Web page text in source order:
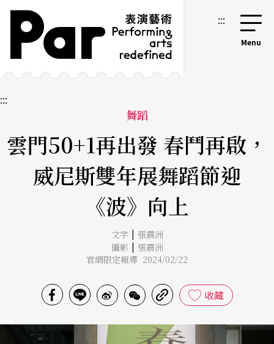
跳到主要內容區塊
網站導覽 :::
:::
舞蹈
雲門50+1再出發 春鬥再啟，
威尼斯雙年展舞蹈節迎
《波》向上
文字 | 張震洲
攝影 | 張震洲
官網限定報導 2024/02/22
收藏